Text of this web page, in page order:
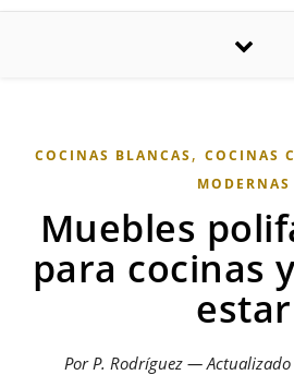
COCINAS BLANCAS, COCINAS
MODERNAS
Muebles
para cocinas
estar
Por P. Rodríguez — Actualizado